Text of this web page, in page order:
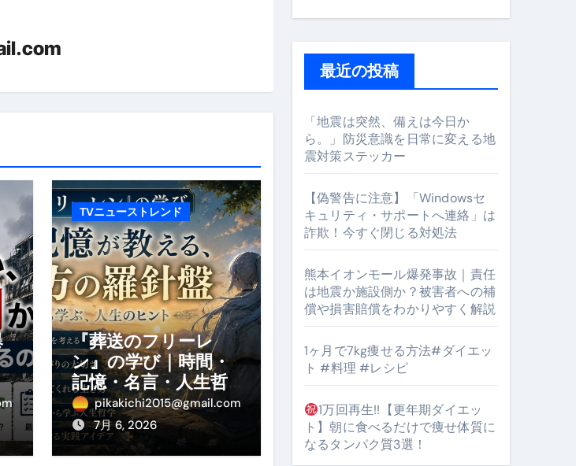
電話の仕方はコレ！
効果まとめ】#アーモンド #ダイエット #筋トレ #美容 #健康 #雑学 #ナレーター #小林将大
ゆきさんならどちらを選びますか？ #shorts
要な女性ホルモンと男性ホルモン
の信用を築く――そのすべての起点となるのが独自ドメイン
い時！ゲーミングPC・高性能BTOを最安で手に入れる方法
iMazing で完成する「究極のスマホ防衛システム」完全ガイド
TVニューストレンド
『葬送のフリーレ
ン』の学び｜時間・
記憶・名言・人生哲
学から読み解く生き
方
pikakichi2015@gmail.com
7月 6, 2026
最近の投稿
「地震は突然、備えは今日か
ら。」防災意識を日常に変える地
震対策ステッカー
【偽警告に注意】「Windowsセ
キュリティ・サポートへ連絡」は
詐欺！今すぐ閉じる対処法
熊本イオンモール爆発事故｜責任
は地震か施設側か？被害者への補
償や損害賠償をわかりやすく解説
1ヶ月で7kg痩せる方法#ダイエッ
ト #料理 #レシピ
1万回再生!!【更年期ダイエッ
ト】朝に食べるだけで痩せ体質に
なるタンパク質3選！